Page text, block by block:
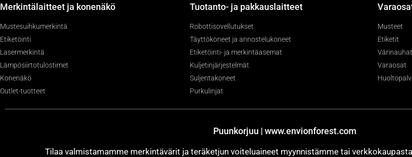
Merkintälaitteet ja konenäkö
Mustesuihkumerkintä
Etiketöinti
Lasermerkintä
Lämpösiirtotulostimet
Konenäkö
Outlet-tuotteet
Tuotanto- ja pakkauslaitteet
Robottisovellutukset
Täyttökoneet ja annostelukoneet
Etiketöinti- ja merkintäasemat
Kuljetinjärjestelmät
Suljentakoneet
Purkulinjat
Musteet
Etiketit
Värinauhat
Varaosat
Puunkorjuu | www.envionforest.com
Tilaa valmistamamme merkintävärit ja teräketjun voiteluaineet myynnistämme tai